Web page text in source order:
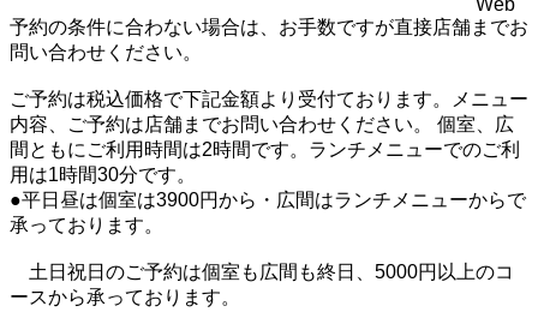
予約の条件に合わない場合は、お手数ですが直接店舗までお
問い合わせください。
ご予約は税込価格で下記金額より受付ております。メニュー
内容、ご予約は店舗までお問い合わせください。 個室、広
間ともにご利用時間は2時間です。ランチメニューでのご利
用は1時間30分です。
●平日昼は個室は3900円から・広間はランチメニューからで
承っております。
土日祝日のご予約は個室も広間も終日、5000円以上のコ
ースから承っております。